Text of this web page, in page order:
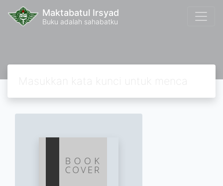
Maktabatul Irsyad
Buku adalah sahabatku